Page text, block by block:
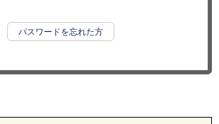
パスワードを忘れた方